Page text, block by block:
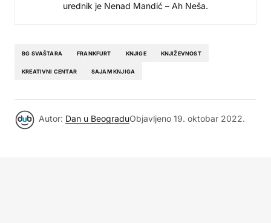
urednik je Nenad Mandić – Ah Neša.
BG SVAŠTARA FRANKFURT KNJIGE KNJIŽEVNOST
KREATIVNI CENTAR SAJAM KNJIGA
Autor: Dan u BeograduObjavljeno 19. oktobar 2022.